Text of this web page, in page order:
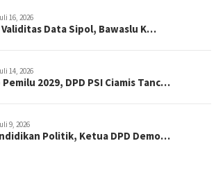
16, 2026
Data Sipol, Bawaslu K…
14, 2026
2029, DPD PSI Ciamis Tanc…
9, 2026
Politik, Ketua DPD Demo…